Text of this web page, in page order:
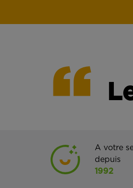
A votre
depuis
1992